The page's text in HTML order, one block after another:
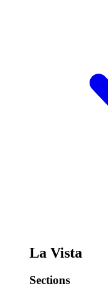
La Vista
Sections